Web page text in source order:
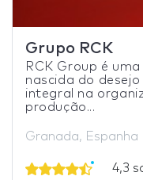
Grupo RCK
RCK Group é
nascida do
integral na
produção...
Granada, Espanha
4,3